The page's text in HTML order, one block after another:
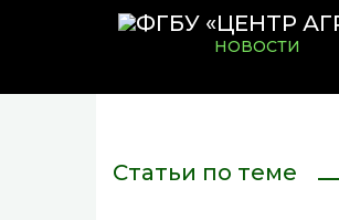
НОВОСТИ
Статьи по теме